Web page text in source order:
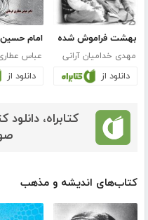
بهشت فراموش شده
مهدی خدامیان آرانی
دانلود از
عباس
دانلود از
کتابراه،
کتاب‌های اندیشه و مذهب